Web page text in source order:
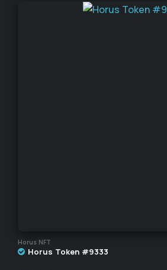
Horus NFT
Horus Token #9333